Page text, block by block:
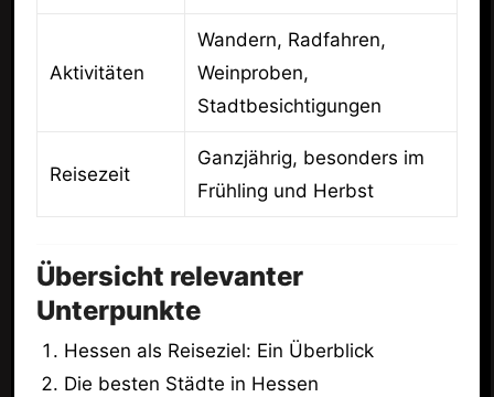
Aktivitäten
Wandern, Radfahren,
Weinproben,
Stadtbesichtigungen
Reisezeit
Ganzjährig, besonders im
Frühling und Herbst
Übersicht relevanter
Unterpunkte
Hessen als Reiseziel: Ein Überblick
Die besten Städte in Hessen